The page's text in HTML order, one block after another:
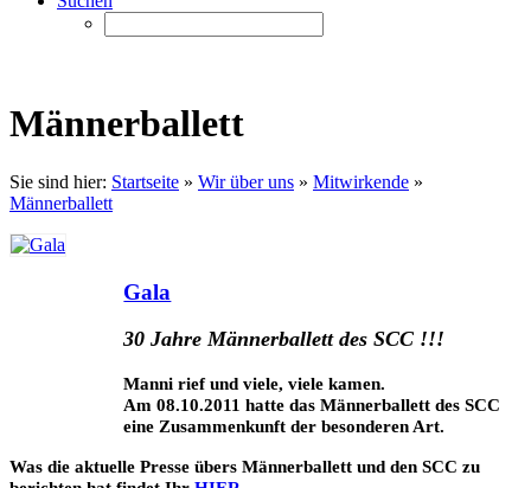
Männerballett
Sie sind hier: Startseite » Wir über uns » Mitwirkende »
Männerballett
Gala
30 Jahre Männerballett des SCC !!!
Manni rief und viele, viele kamen.
Am 08.10.2011 hatte das Männerballett des SCC
eine Zusammenkunft der besonderen Art.
Was die aktuelle Presse übers Männerballett und den SCC zu